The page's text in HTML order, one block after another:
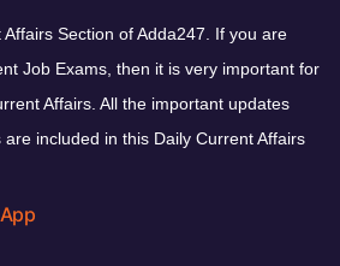
Section of Adda247. If you are
Job Exams, then it is very important for
Affairs. All the important updates
included in this Daily Current Affairs